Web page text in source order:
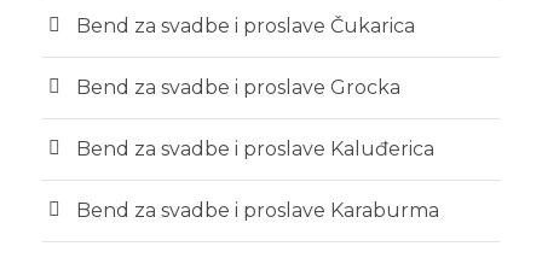
Bend za svadbe i proslave Čukarica
Bend za svadbe i proslave Grocka
Bend za svadbe i proslave Kaluđerica
Bend za svadbe i proslave Karaburma